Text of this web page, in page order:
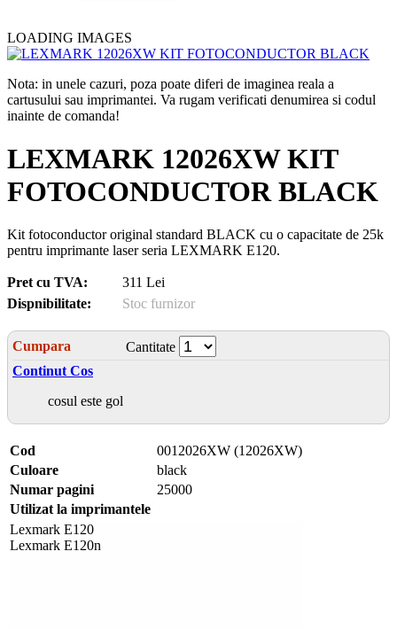
LOADING IMAGES
Nota: in unele cazuri, poza poate diferi de imaginea reala a
cartusului sau imprimantei. Va rugam verificati denumirea si codul
inainte de comanda!
LEXMARK 12026XW KIT
FOTOCONDUCTOR BLACK
Kit fotoconductor original standard BLACK cu o capacitate de 25k
pentru imprimante laser seria LEXMARK E120.
Pret cu TVA:
311 Lei
Dispnibilitate:
Stoc furnizor
Cumpara
Cantitate
Continut Cos
cosul este gol
Cod
0012026XW (12026XW)
Culoare
black
Numar pagini
25000
Utilizat la imprimantele
Lexmark E120
Lexmark E120n